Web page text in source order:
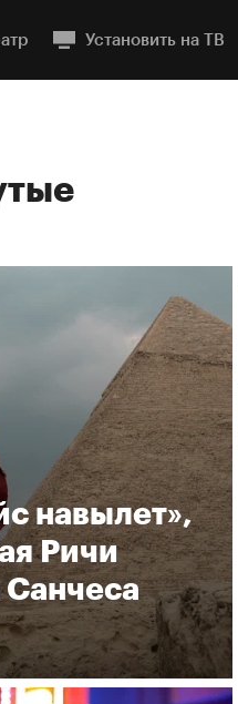
Установить на ТВ
навылет»,
Ричи